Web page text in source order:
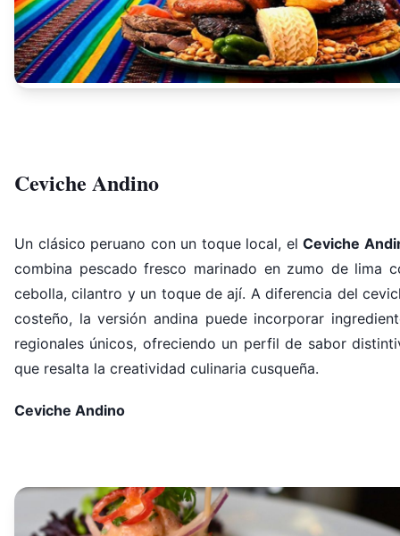
Ceviche Andino
Un clásico peruano con un toque local, elCeviche
combina pescado fresco marinado en zumo de lima
cebolla, cilantro y un toque de ají. A diferencia del
costeño, la versión andina puede incorporar
regionales únicos, ofreciendo un perfil de sabor
que resalta la creatividad culinaria cusqueña.
Ceviche Andino